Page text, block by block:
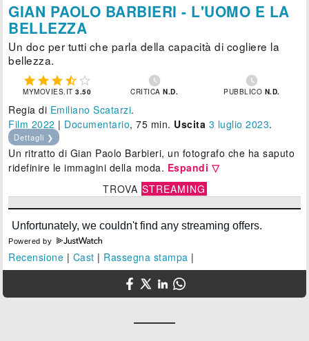
GIAN PAOLO BARBIERI - L'UOMO E LA
BELLEZZA
Un doc per tutti che parla della capacità di cogliere la
bellezza.
    
MYMOVIES.IT3.50

CRITICAN.D.

PUBBLICO N.D.
Regia di Emiliano Scatarzi.
Film 2022 | Documentario, 75 min. Uscita 3 luglio 2023.
Dettagli ❯
Un ritratto di Gian Paolo Barbieri, un fotografo che ha saputo
ridefinire le immagini della moda. Espandi ▽
TROVA STREAMING
Powered by
Recensione | Cast | Rassegna stampa |